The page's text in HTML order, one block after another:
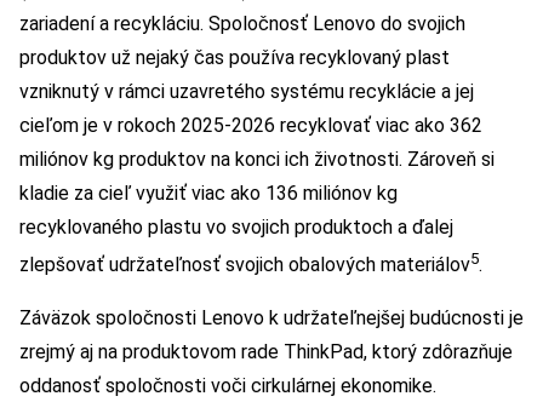
zariadení a recykláciu. Spoločnosť Lenovo do svojich
produktov už nejaký čas používa recyklovaný plast
vzniknutý v rámci uzavretého systému recyklácie a jej
cieľom je v rokoch 2025-2026 recyklovať viac ako 362
miliónov kg produktov na konci ich životnosti. Zároveň si
kladie za cieľ využiť viac ako 136 miliónov kg
recyklovaného plastu vo svojich produktoch a ďalej
zlepšovať udržateľnosť svojich obalových materiálov5.
Záväzok spoločnosti Lenovo k udržateľnejšej budúcnosti je
zrejmý aj na produktovom rade ThinkPad, ktorý zdôrazňuje
oddanosť spoločnosti voči cirkulárnej ekonomike.